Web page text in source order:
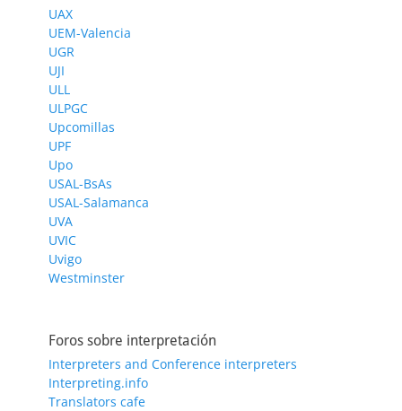
UAX
UEM-Valencia
UGR
UJI
ULL
ULPGC
Upcomillas
UPF
Upo
USAL-BsAs
USAL-Salamanca
UVA
UVIC
Uvigo
Westminster
Foros sobre interpretación
Interpreters and Conference interpreters
Interpreting.info
Translators cafe